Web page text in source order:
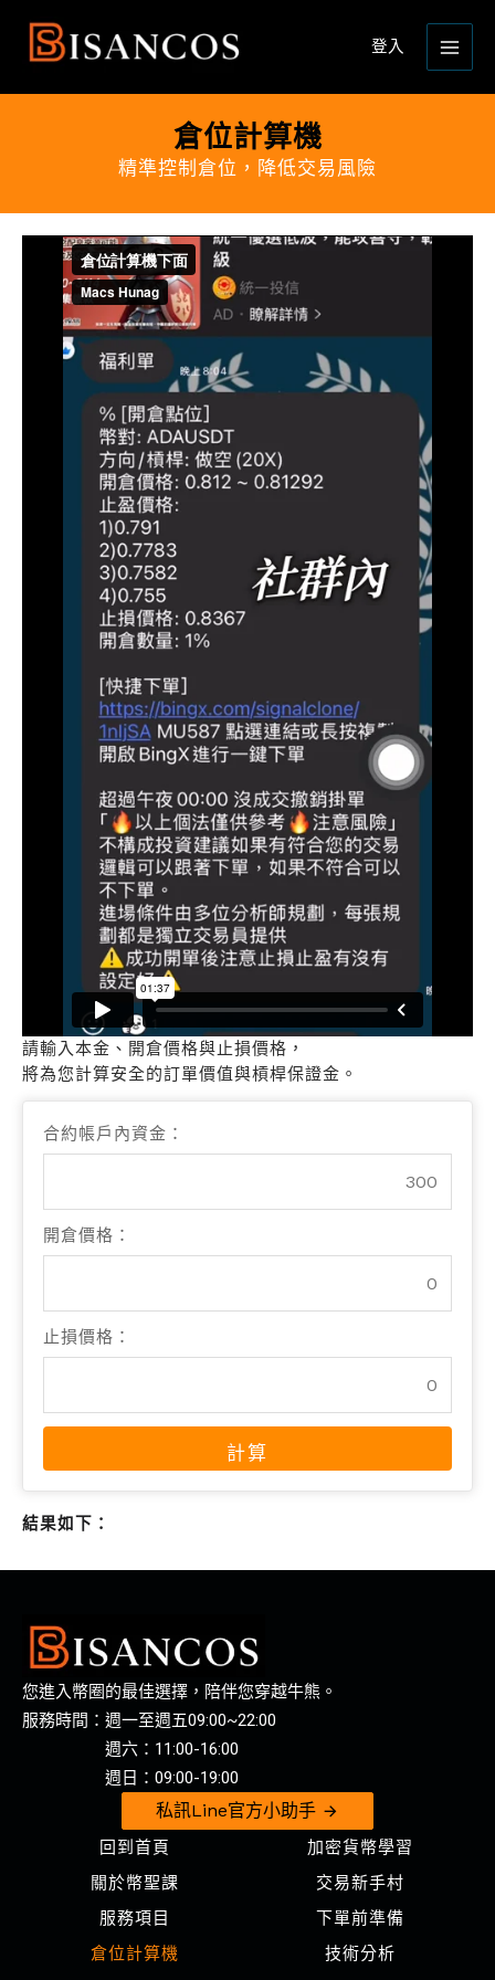
登入
Main
倉位計算機
精準控制倉位，降低交易風險
請輸入本金、開倉價格與止損價格，
將為您計算安全的訂單價值與槓桿保證金。
合約帳戶內資金：
開倉價格：
止損價格：
計算
結果如下：
您進入幣圈的最佳選擇，陪伴您穿越牛熊。
服務時間：週一至週五09:00~22:00
週六：11:00-16:00
週日：09:00-19:00
私訊Line官方小助手
回到首頁
關於幣聖課
服務項目
倉位計算機
加密貨幣學習
交易新手村
下單前準備
技術分析